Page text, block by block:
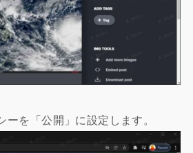
ーを「公開」に設定します。